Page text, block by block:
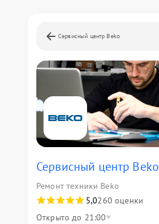
Сервисный центр Beko
Сервисный центр Beko
Ремонт техники Beko
5,0260 оценки
Открыто до 21:00